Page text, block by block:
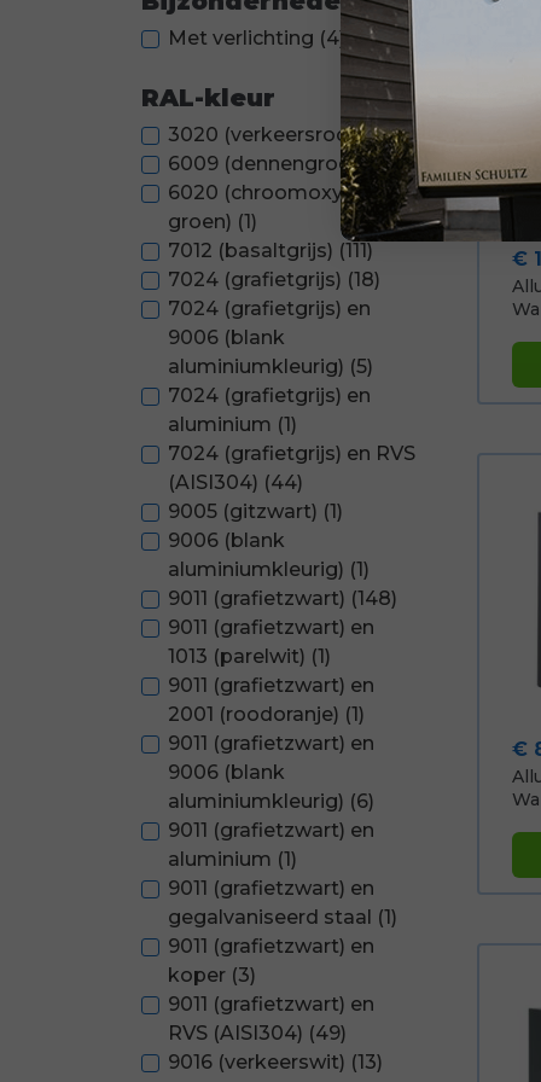
Met verlichting (4)
RAL-kleur
3020 (verkeersrood)(1)
6009 (dennengroen)(1)
6020 (chroomoxyde
groen) (1)
7012 (basaltgrijs) (111)
7024 (grafietgrijs) (18)
7024 (grafietgrijs) en
9006 (blank
aluminiumkleurig) (5)
7024 (grafietgrijs) en
aluminium (1)
7024 (grafietgrijs) en RVS
(AISI304) (44)
9005 (gitzwart) (1)
9006 (blank
aluminiumkleurig) (1)
9011 (grafietzwart) (148)
9011 (grafietzwart) en
1013 (parelwit) (1)
9011 (grafietzwart) en
2001 (roodoranje) (1)
9011 (grafietzwart) en
9006 (blank
aluminiumkleurig) (6)
9011 (grafietzwart) en
aluminium (1)
9011 (grafietzwart) en
gegalvaniseerd staal (1)
9011 (grafietzwart) en
koper (3)
9011 (grafietzwart) en
RVS (AISI304) (49)
9016 (verkeerswit) (13)
€
€